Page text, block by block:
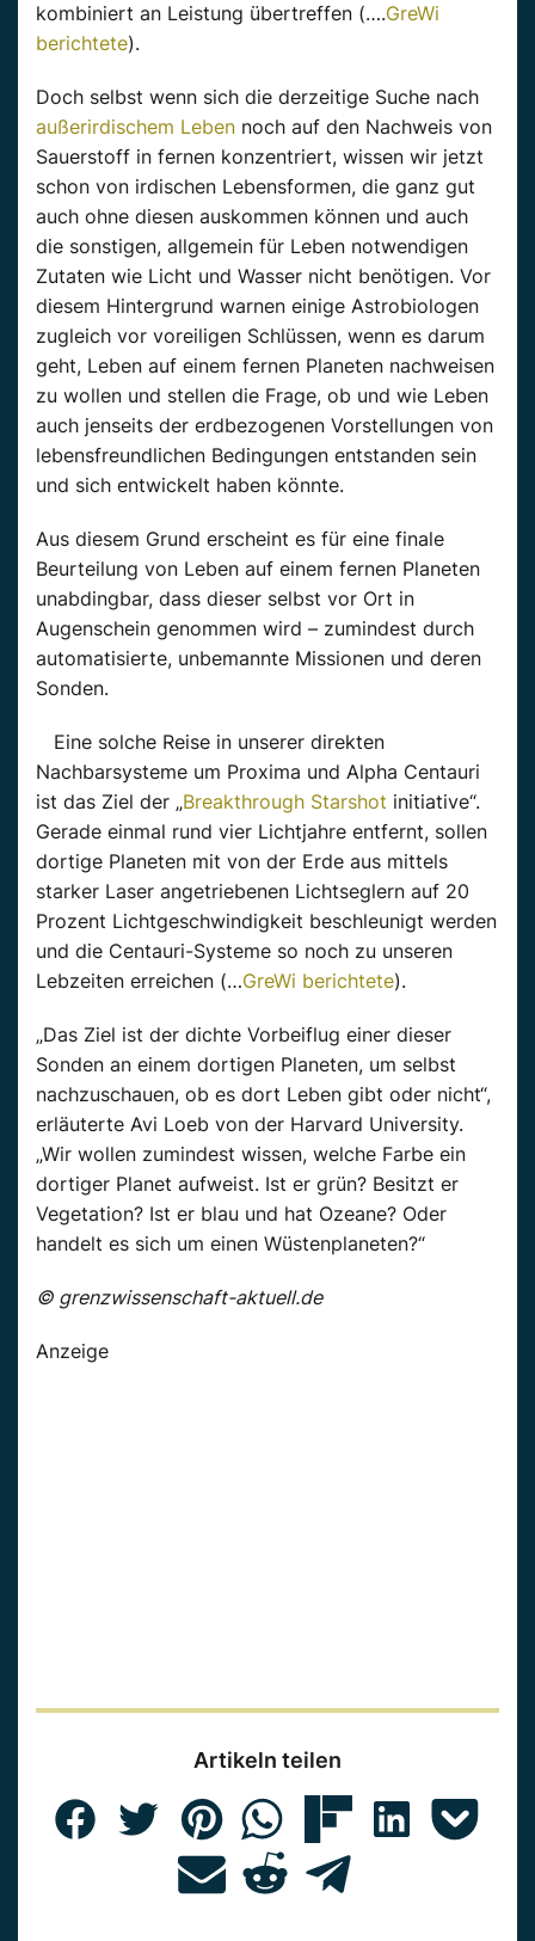
kombiniert an Leistung übertreffen (….GreWi
berichtete).
Doch selbst wenn sich die derzeitige Suche nach
außerirdischem Leben noch auf den Nachweis von
Sauerstoff in fernen konzentriert, wissen wir jetzt
schon von irdischen Lebensformen, die ganz gut
auch ohne diesen auskommen können und auch
die sonstigen, allgemein für Leben notwendigen
Zutaten wie Licht und Wasser nicht benötigen. Vor
diesem Hintergrund warnen einige Astrobiologen
zugleich vor voreiligen Schlüssen, wenn es darum
geht, Leben auf einem fernen Planeten nachweisen
zu wollen und stellen die Frage, ob und wie Leben
auch jenseits der erdbezogenen Vorstellungen von
lebensfreundlichen Bedingungen entstanden sein
und sich entwickelt haben könnte.
Aus diesem Grund erscheint es für eine finale
Beurteilung von Leben auf einem fernen Planeten
unabdingbar, dass dieser selbst vor Ort in
Augenschein genommen wird – zumindest durch
automatisierte, unbemannte Missionen und deren
Sonden.
Eine solche Reise in unserer direkten
Nachbarsysteme um Proxima und Alpha Centauri
ist das Ziel der „Breakthrough Starshot initiative“.
Gerade einmal rund vier Lichtjahre entfernt, sollen
dortige Planeten mit von der Erde aus mittels
starker Laser angetriebenen Lichtseglern auf 20
Prozent Lichtgeschwindigkeit beschleunigt werden
und die Centauri-Systeme so noch zu unseren
Lebzeiten erreichen (…GreWi berichtete).
„Das Ziel ist der dichte Vorbeiflug einer dieser
Sonden an einem dortigen Planeten, um selbst
nachzuschauen, ob es dort Leben gibt oder nicht“,
erläuterte Avi Loeb von der Harvard University.
„Wir wollen zumindest wissen, welche Farbe ein
dortiger Planet aufweist. Ist er grün? Besitzt er
Vegetation? Ist er blau und hat Ozeane? Oder
handelt es sich um einen Wüstenplaneten?“
© grenzwissenschaft-aktuell.de
Anzeige
Artikeln teilen